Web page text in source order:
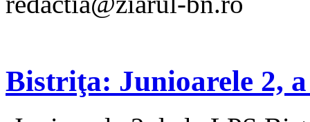
Bistriţa: Junioarele 2,